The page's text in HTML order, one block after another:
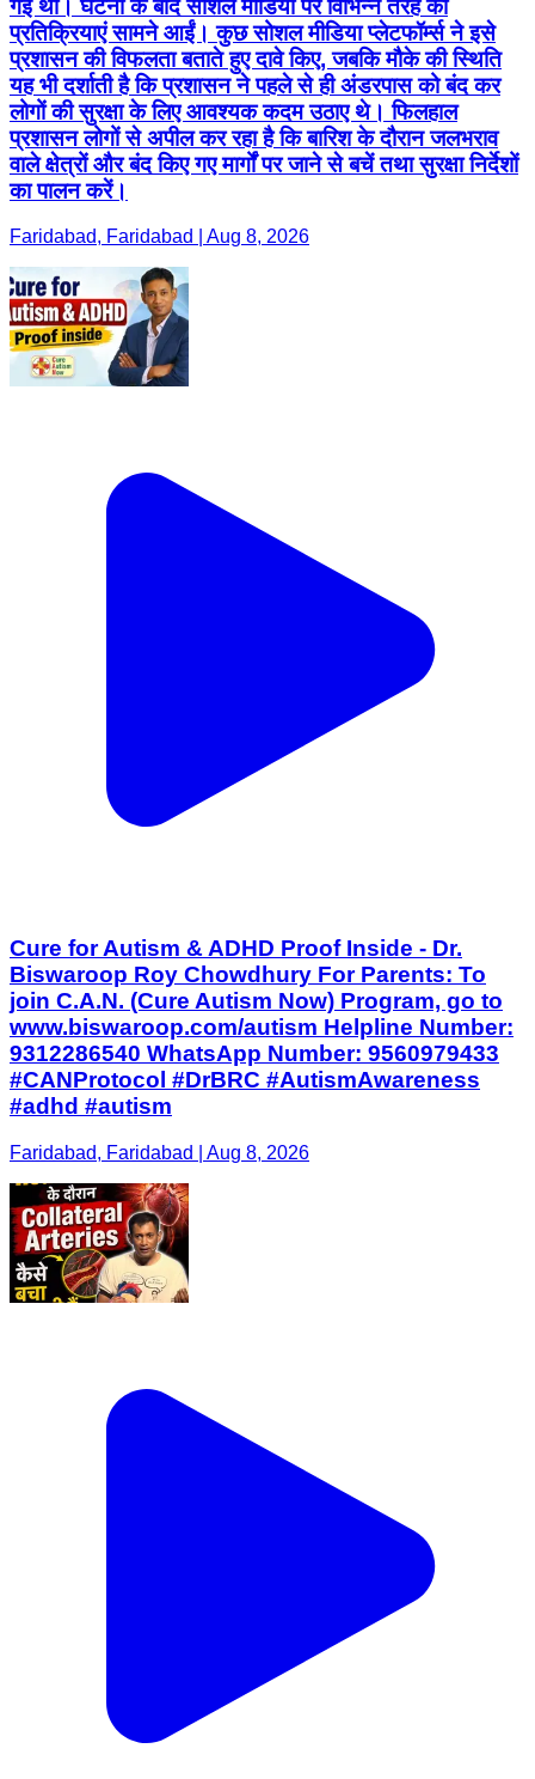
गई थी। घटना के बाद सोशल मीडिया पर विभिन्न तरह की
प्रतिक्रियाएं सामने आईं। कुछ सोशल मीडिया प्लेटफॉर्म्स ने इसे
प्रशासन की विफलता बताते हुए दावे किए, जबकि मौके की स्थिति
यह भी दर्शाती है कि प्रशासन ने पहले से ही अंडरपास को बंद कर
लोगों की सुरक्षा के लिए आवश्यक कदम उठाए थे। फिलहाल
प्रशासन लोगों से अपील कर रहा है कि बारिश के दौरान जलभराव
वाले क्षेत्रों और बंद किए गए मार्गों पर जाने से बचें तथा सुरक्षा निर्देशों
का पालन करें।
Faridabad, Faridabad | Aug 8, 2026
Cure for Autism & ADHD Proof Inside - Dr.
Biswaroop Roy Chowdhury For Parents: To
join C.A.N. (Cure Autism Now) Program, go to
www.biswaroop.com/autism Helpline Number:
9312286540 WhatsApp Number: 9560979433
#CANProtocol #DrBRC #AutismAwareness
#adhd #autism
Faridabad, Faridabad | Aug 8, 2026